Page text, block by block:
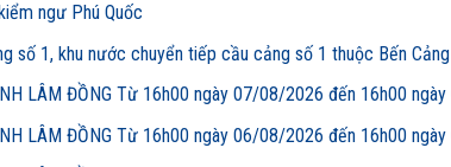
ngư Phú Quốc
1, khu nước chuyển tiếp cầu cảng số 1 thuộc Bến Cảng
LÂM ĐỒNG Từ 16h00 ngày 07/08/2026 đến 16h00
LÂM ĐỒNG Từ 16h00 ngày 06/08/2026 đến 16h00